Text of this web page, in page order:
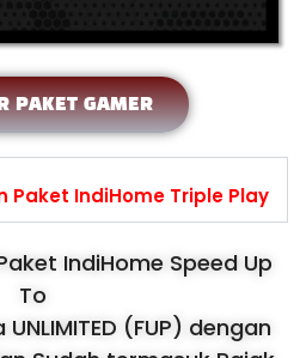
PAKET GAMER
Paket IndiHome Triple Play
IndiHome Speed Up
To
(FUP) dengan